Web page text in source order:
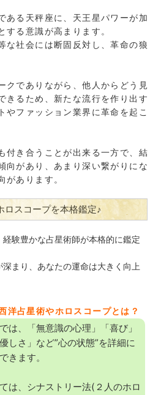
ある天秤座に、天王星パワーが加
する意識が高まります。
な社会には断固反対し、革命の狼
クでありながら、他人からどう見
きるため、新たな流行を作り出す
やファッション業界に革命を起こ
付き合うことが出来る一方で、結
向があり、あまり深い繋がりにな
があります。
ロスコープを本格鑑定♪
験豊かな占星術師が本格的に鑑定
まり、あなたの運命は大きく向上
洋占星術やホロスコープとは？
は、「無意識の心理」「喜び」
しさ」など”心の状態”を詳細に
きます。
は、シナストリー法(２人のホロ